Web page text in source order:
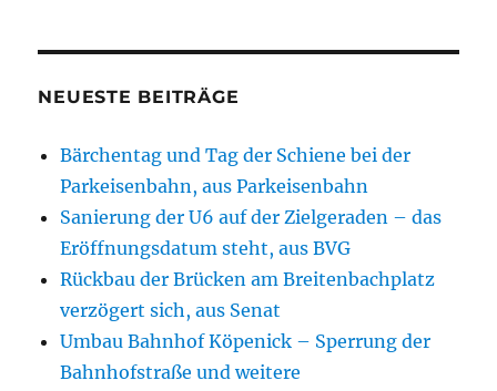
NEUESTE BEITRÄGE
Bärchentag und Tag der Schiene bei der
Parkeisenbahn, aus Parkeisenbahn
Sanierung der U6 auf der Zielgeraden – das
Eröffnungsdatum steht, aus BVG
Rückbau der Brücken am Breitenbachplatz
verzögert sich, aus Senat
Umbau Bahnhof Köpenick – Sperrung der
Bahnhofstraße und weitere